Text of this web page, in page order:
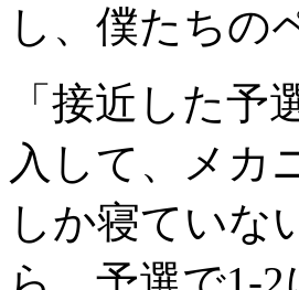
し、僕たちの
「接近した
入して、メカ
しか寝ていな